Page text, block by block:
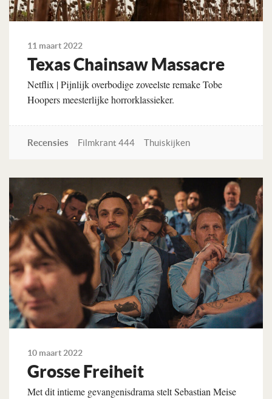
11 maart 2022
Texas Chainsaw Massacre
Netflix | Pijnlijk overbodige zoveelste remake Tobe
Hoopers meesterlijke horrorklassieker.
Recensies Filmkrant 444 Thuiskijken
Lees verder
10 maart 2022
Grosse Freiheit
Met dit intieme gevangenisdrama stelt Sebastian Meise